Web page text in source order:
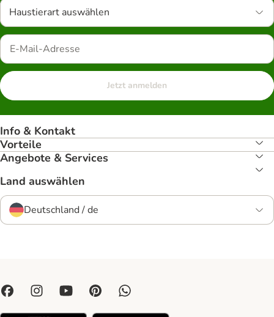
Haustierart auswählen
Jetzt anmelden
Info & Kontakt
Vorteile
Angebote & Services
Land auswählen
Deutschland / de